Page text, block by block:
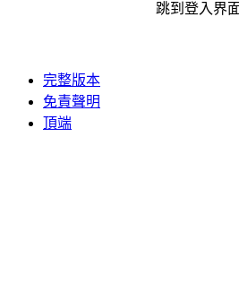
跳到登入界
完整版本
免責聲明
頂端